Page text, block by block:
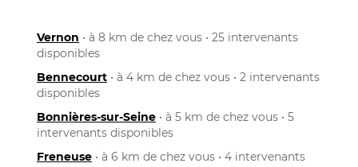
Vernon • à 8 km de chez vous • 25 intervenants
disponibles
Bennecourt • à 4 km de chez vous • 2 intervenants
disponibles
Bonnières-sur-Seine • à 5 km de chez vous • 5
intervenants disponibles
Freneuse • à 6 km de chez vous • 4 intervenants